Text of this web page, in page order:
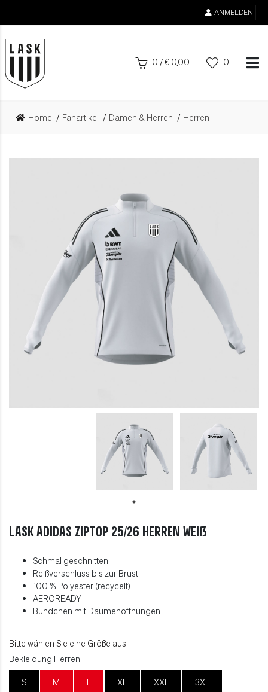
ANMELDEN
0 /€ 0,00 0
Home Fanartikel Damen & Herren Herren
LASK adidas Ziptop 25/26 Herren weiß
Schmal geschnitten
Reißverschluss bis zur Brust
100 % Polyester (recycelt)
AEROREADY
Bündchen mit Daumenöffnungen
Bitte wählen Sie eine Größe aus:
Bekleidung Herren
S M L XL XXL 3XL